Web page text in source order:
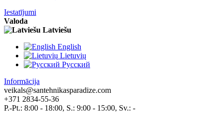
Iestatījumi
Valoda
Latviešu
English
Lietuvių
Pусский
Informācija
veikals@santehnikasparadize.com
+371 2834-55-36
P.-Pt.: 8:00 - 18:00, S.: 9:00 - 15:00, Sv.: -